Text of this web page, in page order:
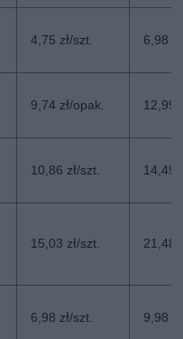
4,75 zł/szt. 6,98
9,74 zł/opak. 12,99
10,86 zł/szt. 14,49
15,03 zł/szt. 21,48
6,98 zł/szt. 9,98